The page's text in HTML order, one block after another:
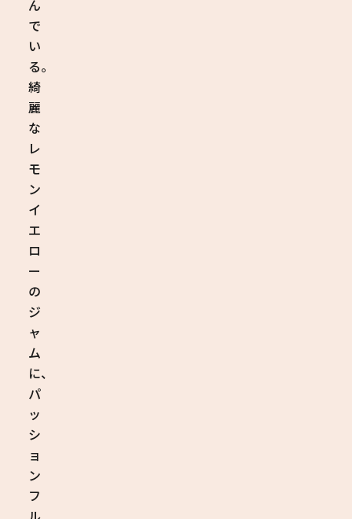
ん
で
い
る。
綺
麗
な
レ
モ
ン
イ
エ
ロ
ー
の
ジ
ャ
ム
に、
パ
ッ
シ
ョ
ン
フ